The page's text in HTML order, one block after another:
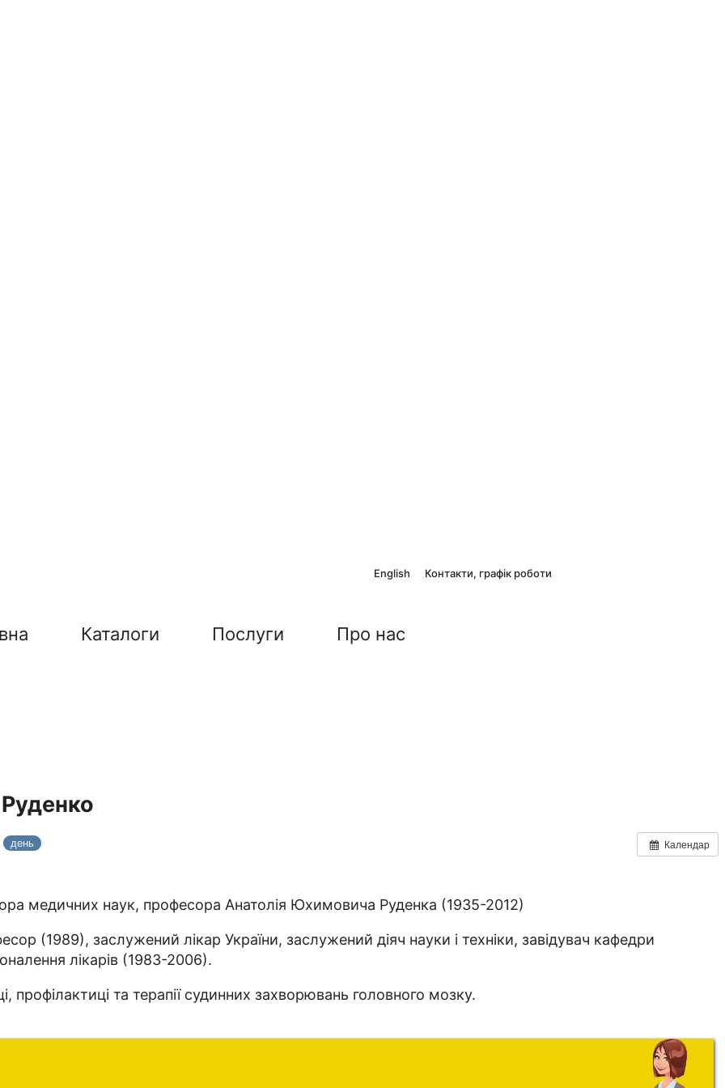
English Контакти, графік роботи
Каталоги Послуги Про нас
Календар
день
медичних наук, професора Анатолія Юхимовича Руденка (1935-2012)
(1989), заслужений лікар України, заслужений діяч науки і техніки, завідувач кафедри
лікарів (1983-2006).
профілактиці та терапії судинних захворювань головного мозку.